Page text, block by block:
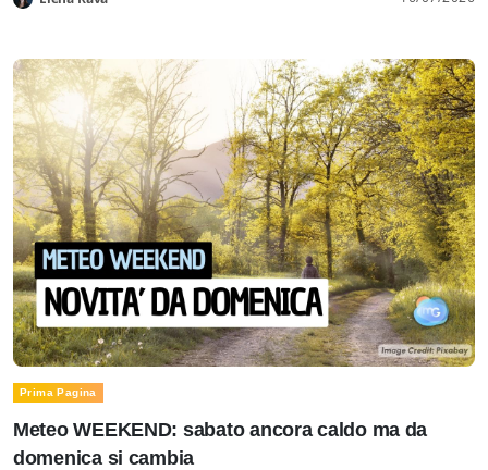
Prima Pagina
Meteo WEEKEND: sabato ancora caldo ma da
domenica si cambia